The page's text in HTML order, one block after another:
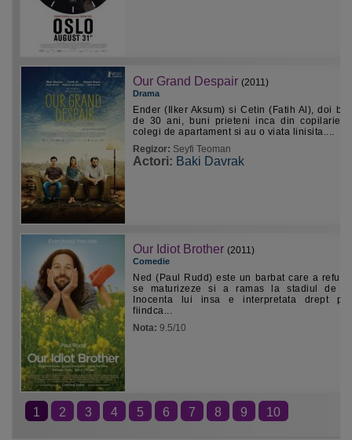
Our Grand Despair (2011)
Drama
Ender (Ilker Aksum) si Cetin (Fatih Al), doi
de 30 ani, buni prieteni inca din copilarie,
colegi de apartament si au o viata linisita....
Regizor: Seyfi Teoman
Actori: Baki Davrak
Our Idiot Brother (2011)
Comedie
Ned (Paul Rudd) este un barbat care a
se maturizeze si a ramas la stadiul de
Inocenta lui insa e interpretata drept
fiindca...
Nota: 9.5/10
1 2 3 4 5 6 7 8 9 10